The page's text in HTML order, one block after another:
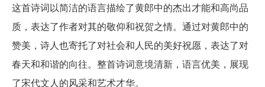
这首诗词以简洁的语言描绘了黄郎中的杰出才能和高尚品
质，表达了作者对其的敬仰和祝贺之情。通过对黄郎中的
赞美，诗人也寄托了对社会和人民的美好祝愿，表达了对
春天和和谐的向往。整首诗词意境清新，语言优美，展现
了宋代文人的风采和艺术才华。